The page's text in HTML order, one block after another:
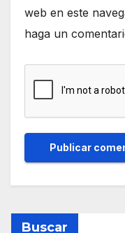
web en este
haga un
Buscar